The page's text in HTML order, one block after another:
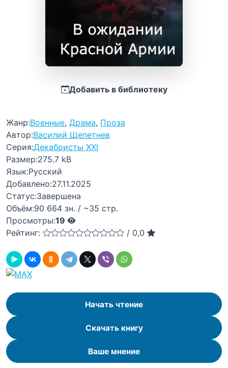
Добавить в библиотеку
Жанр:Военные, Драма, Проза
Автор:Василий Щепетнев
Серия:Декабристы XXI
Размер:275.7 kB
Язык:Русский
Добавлено:27.11.2025
Статус:Завершена
Объём:90 664 зн. / ~35 стр.
Просмотры:19
Рейтинг:
/ 0,0
Начать чтение
Скачать книгу
Ваше мнение